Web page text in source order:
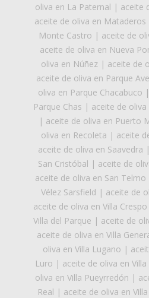
oliva en La Paternal | aceite
aceite de oliva en Mataderos
Monte Castro | aceite de
aceite de oliva en Nueva
oliva en Núñez| aceite de
aceite de oliva en Parque
oliva en Parque Chacabuco |
Parque Chas | aceite de
| aceite de oliva en Puerto
oliva en Recoleta | aceite
aceite de oliva en Saavedra |
San Cristóbal | aceite de
aceite de oliva en San Telmo
Vélez Sarsfield | aceite de
aceite de oliva en Villa Crespo
Villa del Parque | aceite de
aceite de oliva en Villa
oliva en Villa Lugano |
Luro | aceite de oliva en
oliva en Villa Pueyrredón |
Real | aceite de oliva en